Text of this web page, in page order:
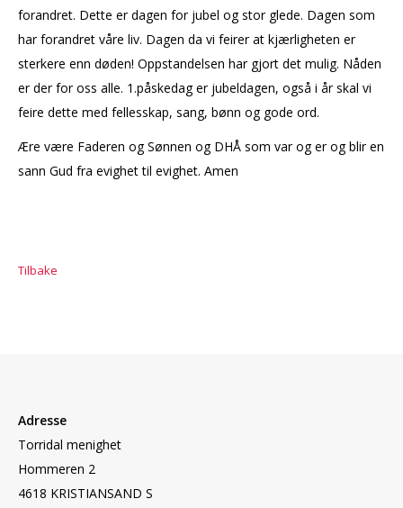
forandret. Dette er dagen for jubel og stor glede. Dagen som
har forandret våre liv. Dagen da vi feirer at kjærligheten er
sterkere enn døden! Oppstandelsen har gjort det mulig. Nåden
er der for oss alle. 1.påskedag er jubeldagen, også i år skal vi
feire dette med fellesskap, sang, bønn og gode ord.
Ære være Faderen og Sønnen og DHÅ som var og er og blir en
sann Gud fra evighet til evighet. Amen
Tilbake
Adresse
Torridal menighet
Hommeren 2
4618 KRISTIANSAND S